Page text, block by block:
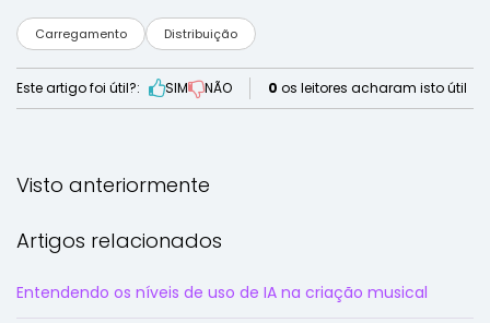
Carregamento Distribuição
Este artigo foi útil?: SIM NÃO 0 os leitores acharam isto útil
Visto anteriormente
Artigos relacionados
Entendendo os níveis de uso de IA na criação musical